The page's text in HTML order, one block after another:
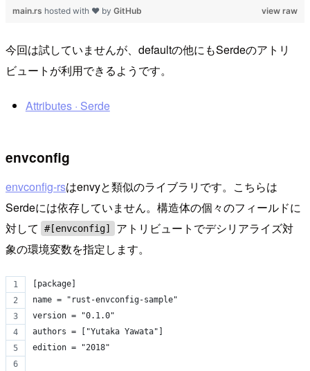
view raw
main.rs hosted with ❤ by GitHub
今回は試していませんが、defaultの他にもSerdeのアトリ
ビュートが利用できるようです。
Attributes · Serde
envconfig
envconfig-rsはenvyと類似のライブラリです。こちらは
Serdeには依存していません。構造体の個々のフィールドに
対して
#[envconfig]
アトリビュートでデシリアライズ対
象の環境変数を指定します。
[package]
name = "rust-envconfig-sample"
version = "0.1.0"
authors = ["Yutaka Yawata"]
edition = "2018"